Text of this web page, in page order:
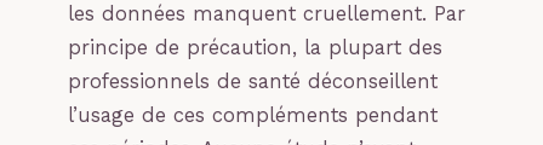
les données manquent cruellement. Par
principe de précaution, la plupart des
professionnels de santé déconseillent
l’usage de ces compléments pendant